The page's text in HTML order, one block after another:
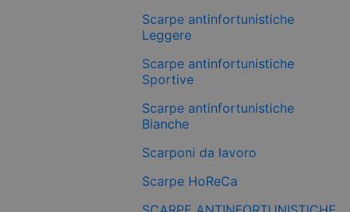
Scarpe antinfortunistiche
Leggere
Scarpe antinfortunistiche
Sportive
Scarpe antinfortunistiche
Bianche
Scarponi da lavoro
Scarpe HoReCa